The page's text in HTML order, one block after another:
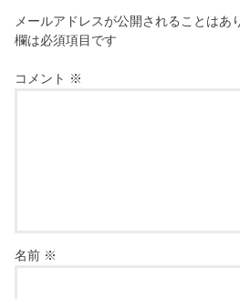
メールアドレスが公開されることはあ
欄は必須項目です
コメント ※
名前 ※